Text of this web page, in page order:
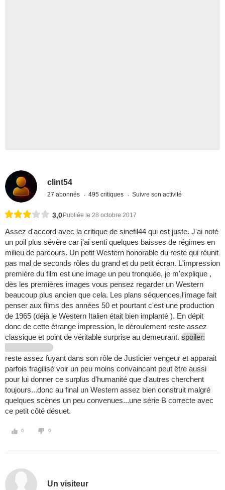
clint54
27 abonnés 495 critiques Suivre son activité
3,0 Publiée le 28 octobre 2017
Assez d'accord avec la critique de sinefil44 qui est juste. J'ai noté
un poil plus sévère car j'ai senti quelques baisses de régimes en
milieu de parcours. Un petit Western honorable du reste qui réunit
pas mal de seconds rôles du grand et du petit écran. L'impression
première du film est une image un peu tronquée, je m'explique ,
dès les premières images vous pensez regarder un Western
beaucoup plus ancien que cela. Les plans séquences,l'image fait
penser aux films des années 50 et pourtant c'est une production
de 1965 (déjà le Western Italien était bien implanté ). En dépit
donc de cette étrange impression, le déroulement reste assez
classique et point de véritable surprise au demeurant. spoiler:
reste assez fuyant dans son rôle de Justicier vengeur et apparait
parfois fragilisé voir un peu moins convaincant peut être aussi
pour lui donner ce surplus d'humanité que d'autres cherchent
toujours...donc au final un Western assez bien construit malgré
quelques scènes un peu convenues...une série B correcte avec
ce petit côté désuet.
0 0
Un visiteur